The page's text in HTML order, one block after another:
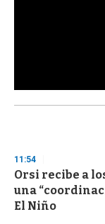
s
d
s
o
f
3
11:54
Orsi recibe a
una
El Niño